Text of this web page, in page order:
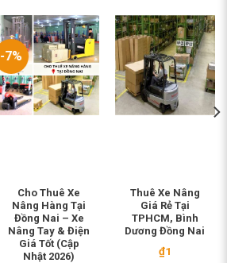
-7%
Cho Thuê Xe
Nâng Hàng Tại
Đồng Nai – Xe
Nâng Tay & Điện
Giá Tốt (Cập
Nhật 2026)
Thuê Xe Nâng
Giá Rẻ Tại
TPHCM, Bình
Dương Đồng Nai
₫1